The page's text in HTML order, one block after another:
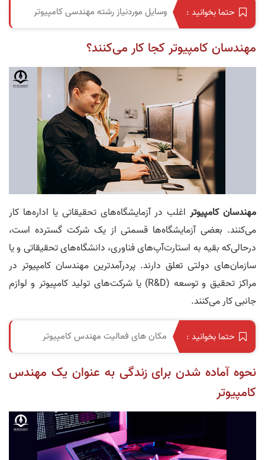
حتما بخوانید : وسایل موردنیاز رشته مهندسی کامپیوتر
مهندسان کامپیوتر کجا کار می‌کنند؟
مهندسان کامپیوتراغلب در آزمایشگاه‌های تحقیقاتی یا اداره‌ها کار
می‌کنند. بعضی آزمایشگاه‌ها قسمتی از یک شرکت گسترده است،
درحالی‌که بقیه به استارت‌آپ‌های فناوری، دانشگاه‌های تحقیقاتی و یا
سازمان‌های دولتی تعلق دارند. پردرآمدترین مهندسان کامپیوتر در
مراکز تحقیق و توسعه (R&D) یا شرکت‌های تولید کامپیوتر و لوازم
جانبی کار می‌کنند.
حتما بخوانید : مکان های فعالیت مهندس کامپیوتر
نحوه آماده‌ شدن برای زندگی به عنوان یک مهندس
کامپیوتر